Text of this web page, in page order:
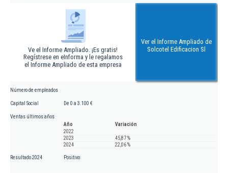
Ve el Informe Ampliado. ¡Es gratis!
Regístrese en eInforma y le regalamos
el Informe Ampliado de esta empresa
Ver el Informe Ampliado de
Solcotel Edificacion Sl
Número de empleados
Capital Social De 0 a 3.100 €
Ventas últimos años
Año
Variación
2022
2023
45,87 %
2024
22,06 %
Resultado 2024 Positivo